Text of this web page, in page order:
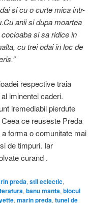
si cu o curte mica intr-
anii si dupa moartea
si sa ridice in
cu trei odai in loc de
respective traia
iminentei caderi.
iremediabil pierdute
ce reuseste Preda
a forma o comunitate mai
de timpuri. Iar
curand .
preda, stil eclectic,
, banu manta, blocul
, marin preda, tunel de